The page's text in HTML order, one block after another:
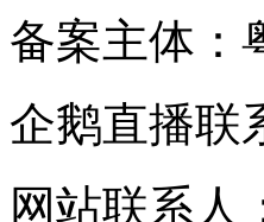
备案主体：
企鹅直播联
网站联系人